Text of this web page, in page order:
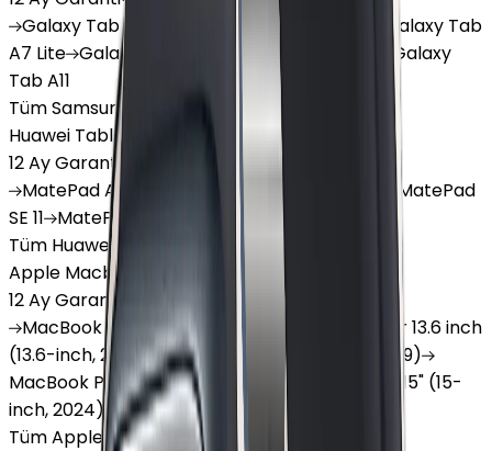
Galaxy Tab S9 Plus Galaxy Tab S10 Ultra Galaxy Tab
A7 Lite Galaxy Galaxy Tab A9 Plus
Galaxy
Tab A11
Tüm Samsung Tablet'ler
Huawei Tablet
12 Ay Garanti
MatePadAir 11.5 MatePad
MatePad
SE 11
MatePad
Tüm Huawei Tablet'ler
Apple Macbook
12 Ay Garanti
MacBookAir 13" (13-inch, 2020)
Air 13.6 inch
(13.6-inch, 2022) MacBook Air 13" (13-inch, 2019)
MacBook Pro 16" (16-inch, 2019)
Air 15" (15-
inch, 2024) MacBookAir 13"
Tüm Apple Macbook'lar